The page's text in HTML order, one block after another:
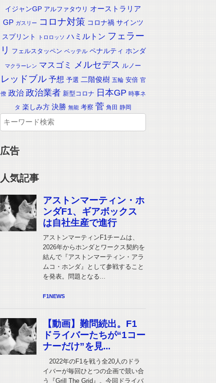
イジャンGP アルファタウリ オーストラリア
GP ガスリー コロナ対策 コロナ禍 サインツ
スプリント
トロロッソ ハミルトン フェラー
リ
フェルスタッペン ベッテル ペナルティ ホンダ
マクラーレン マスゴミ メルセデス ルノー
レッドブル 予想 予選 二階俊樹 五輪 安倍 官
僚 政治 政治業者 新型コロナ 日本GP 時事ネ
タ 楽しみ方 決勝 無能 考察 菅 角田 静岡
広告
人気記事